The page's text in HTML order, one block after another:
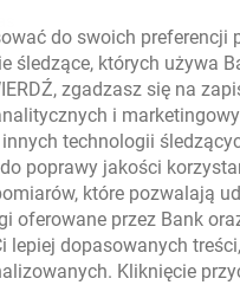
się w nowej karcie
internet
do swoich preferencji
śledzące, których używa
zgadzasz się na
i
innych technologii
poprawy jakości
które pozwalają
oferowane przez Bank
lepiej dopasowanych
Kliknięcie